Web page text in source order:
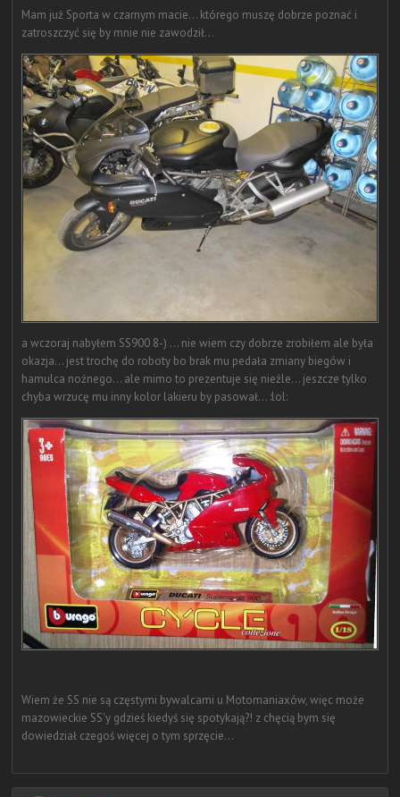
Mam już Sporta w czarnym macie... którego muszę dobrze poznać i
zatroszczyć się by mnie nie zawodził...
a wczoraj nabyłem SS900 8-) ... nie wiem czy dobrze zrobiłem ale była
okazja... jest trochę do roboty bo brak mu pedała zmiany biegów i
hamulca nożnego... ale mimo to prezentuje się nieźle... jeszcze tylko
chyba wrzucę mu inny kolor lakieru by pasował... :lol:
Wiem że SS nie są częstymi bywalcami u Motomaniaxów, więc może
mazowieckie SS'y gdzieś kiedyś się spotykają?! z chęcią bym się
dowiedział czegoś więcej o tym sprzęcie...